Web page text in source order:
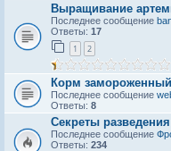
Выращивание
Последнее сообщение
Ответы: 17
1 2
Корм замороженный
Последнее сообщение
Ответы: 8
Секреты
Последнее сообщение
Ответы: 234